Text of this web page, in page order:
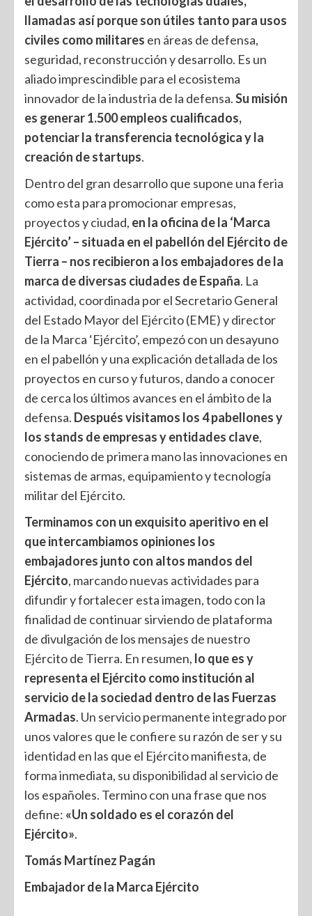
llamadas así porque son útiles tanto para usos
civiles como militares en áreas de defensa,
seguridad, reconstrucción y desarrollo. Es un
aliado imprescindible para el ecosistema
innovador de la industria de la defensa.Su misión
es generar 1.500 empleos cualificados,
potenciar la transferencia tecnológica y la
creación de startups.
Dentro del gran desarrollo que supone una feria
como esta para promocionar empresas,
proyectos y ciudad, en la oficina de la ‘Marca
Ejército’ – situada en el pabellón del Ejército de
Tierra – nos recibieron a los embajadores de la
marca de diversas ciudades de España. La
actividad, coordinada por el Secretario General
del Estado Mayor del Ejército (EME) y director
de la Marca ‘Ejército’, empezó con un desayuno
en el pabellón y una explicación detallada de los
proyectos en curso y futuros, dando a conocer
de cerca los últimos avances en el ámbito de la
defensa. Después visitamos los 4 pabellones y
los stands de empresas y entidades clave,
conociendo de primera mano las innovaciones en
sistemas de armas, equipamiento y tecnología
militar del Ejército.
Terminamos con un exquisito aperitivo en el
que intercambiamos opiniones los
embajadores junto con altos mandos del
Ejército, marcando nuevas actividades para
difundir y fortalecer esta imagen, todo con la
finalidad de continuar sirviendo de plataforma
de divulgación de los mensajes de nuestro
Ejército de Tierra. En resumen, lo que es y
representa el Ejército como institución al
servicio de la sociedad dentro de las Fuerzas
Armadas. Un servicio permanente integrado por
unos valores que le confiere su razón de ser y su
identidad en las que el Ejército manifiesta, de
forma inmediata, su disponibilidad al servicio de
los españoles. Termino con una frase que nos
define: «Un soldado es el corazón del
Ejército».
Tomás Martínez Pagán
Embajador de la Marca Ejército